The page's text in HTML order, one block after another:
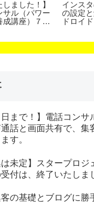
しました！】
サル（パワー
成講座）７４
インス
の設定
ドロイ
日まで！】電話コンサ
話と画面共有で、集
す。
は未定】スタープロジ
付は、終了いたしま
の基礎とブログに勝